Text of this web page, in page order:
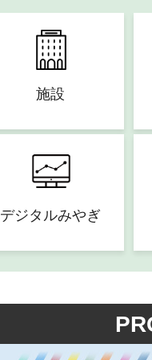
施設
デジタルみやぎ